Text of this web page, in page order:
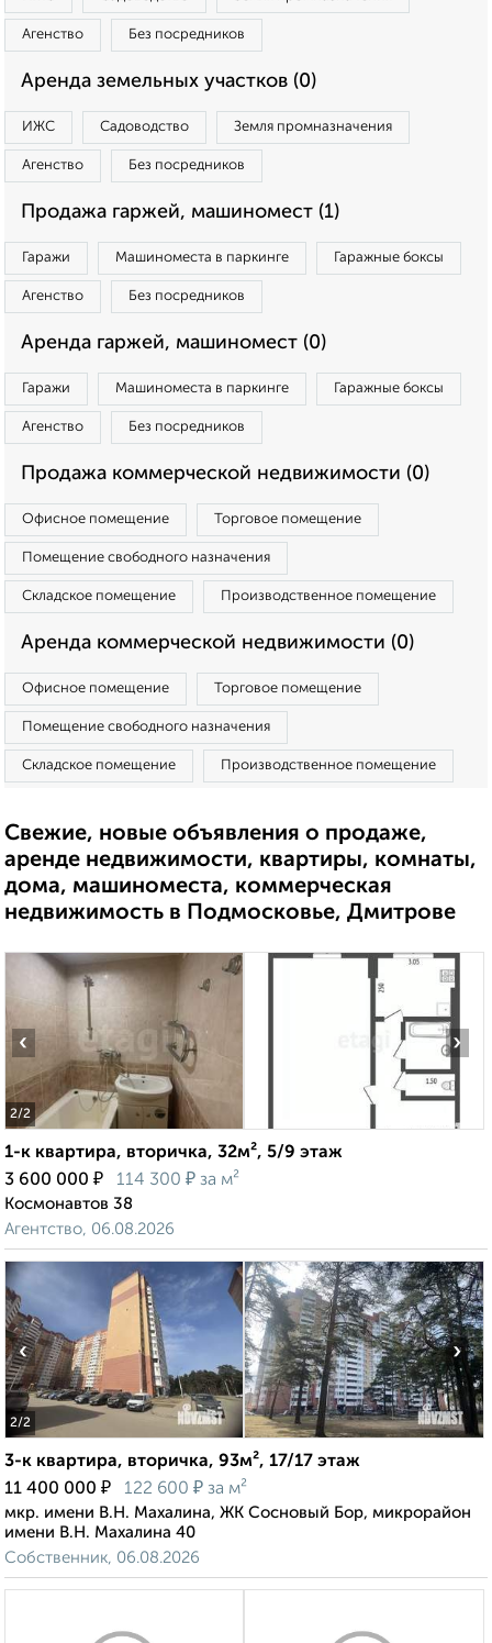
Агенство Без посредников
Аренда земельных участков (0)
ИЖС Садоводство Земля промназначения
Агенство Без посредников
Продажа гаржей, машиномест (1)
Гаражи Машиноместа в паркинге Гаражные боксы
Агенство Без посредников
Аренда гаржей, машиномест (0)
Гаражи Машиноместа в паркинге Гаражные боксы
Агенство Без посредников
Продажа коммерческой недвижимости (0)
Офисное помещение Торговое помещение
Помещение свободного назначения
Складское помещение Производственное помещение
Аренда коммерческой недвижимости (0)
Офисное помещение Торговое помещение
Помещение свободного назначения
Складское помещение Производственное помещение
Свежие, новые объявления о продаже,
аренде недвижимости, квартиры, комнаты,
дома, машиноместа, коммерческая
недвижимость в Подмосковье, Дмитрове
2/2
‹ ›
1-к квартира, вторичка, 32м², 5/9 этаж
3 600 000 ₽ 114 300 ₽ за м²
Космонавтов 38
Агентство, 06.08.2026
2/2
‹ ›
3-к квартира, вторичка, 93м², 17/17 этаж
11 400 000 ₽ 122 600 ₽ за м²
мкр. имени В.Н. Махалина, ЖК Сосновый Бор, микрорайон
имени В.Н. Махалина 40
Собственник, 06.08.2026